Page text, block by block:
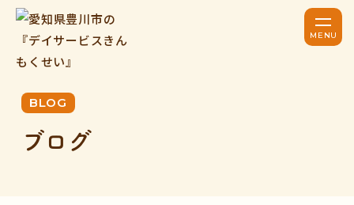
BLOG
ブログ